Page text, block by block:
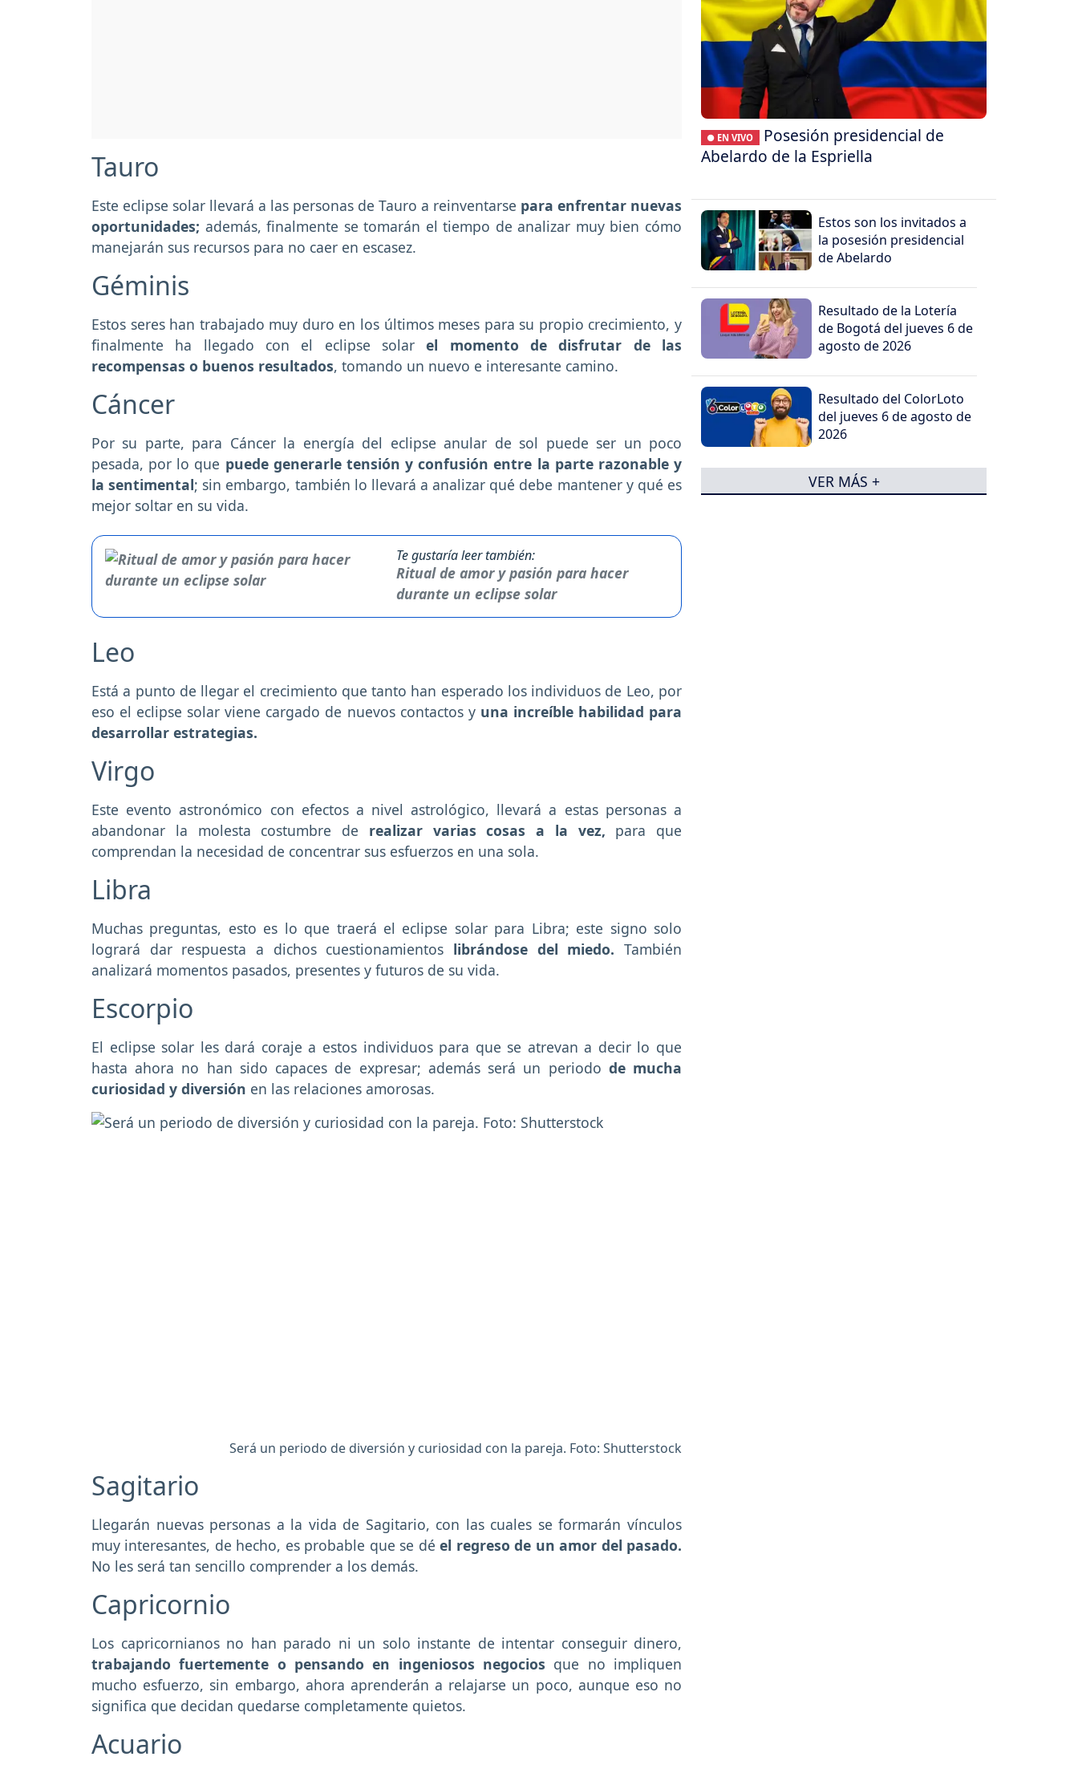
Tauro
Este eclipse solar llevará a las personas de Tauro a reinventarse para enfrentar nuevas
oportunidades; además, finalmente se tomarán el tiempo de analizar muy bien cómo
manejarán sus recursos para no caer en escasez.
Géminis
Estos seres han trabajado muy duro en los últimos meses para su propio crecimiento, y
finalmente ha llegado con el eclipse solarel momento de disfrutar de las
recompensas o buenos resultados, tomando un nuevo e interesante camino.
Cáncer
Por su parte, para Cáncer la energía del eclipse anular de sol puede ser un poco
pesada, por lo que puede generarle tensión y confusión entre la parte razonable y
la sentimental; sin embargo, también lo llevará a analizar qué debe mantener y qué es
mejor soltar en su vida.
Te gustaría leer también:
Ritual de amor y pasión para hacer
durante un eclipse solar
Leo
Está a punto de llegar el crecimiento que tanto han esperado los individuos de Leo, por
eso el eclipse solar viene cargado de nuevos contactos y una increíble habilidad para
desarrollar estrategias.
Virgo
Este evento astronómico con efectos a nivel astrológico, llevará a estas personas a
abandonar la molesta costumbre de realizar varias cosas a la vez, para que
comprendan la necesidad de concentrar sus esfuerzos en una sola.
Libra
Muchas preguntas, esto es lo que traerá el eclipse solar para Libra; este signo solo
logrará dar respuesta a dichos cuestionamientos librándose del miedo. También
analizará momentos pasados, presentes y futuros de su vida.
Escorpio
El eclipse solar les dará coraje a estos individuos para que se atrevan a decir lo que
hasta ahora no han sido capaces de expresar; además será un periodo de mucha
curiosidad y diversión en las relaciones amorosas.
Será un periodo de diversión y curiosidad con la pareja. Foto: Shutterstock
Sagitario
Llegarán nuevas personas a la vida de Sagitario, con las cuales se formarán vínculos
muy interesantes, de hecho, es probable que se déel regreso de un amor del pasado.
No les será tan sencillo comprender a los demás.
Capricornio
Los capricornianos no han parado ni un solo instante de intentar conseguir dinero,
trabajando fuertemente o pensando en ingeniosos negocios que no impliquen
mucho esfuerzo, sin embargo, ahora aprenderán a relajarse un poco, aunque eso no
significa que decidan quedarse completamente quietos.
Acuario
● EN VIVO
Posesión presidencial de
Abelardo de la Espriella
Estos son los invitados a
la posesión presidencial
de Abelardo
Resultado de la Lotería
de Bogotá del jueves 6 de
agosto de 2026
Resultado del ColorLoto
del jueves 6 de agosto de
2026
VER MÁS +